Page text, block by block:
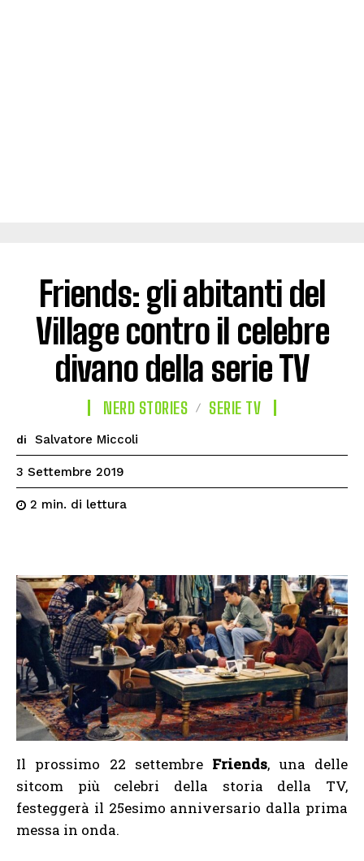
Friends: gli abitanti del
Village contro il celebre
divano della serie TV
NERD STORIES SERIE TV
di Salvatore Miccoli
3 Settembre 2019
2 min. di lettura
Il prossimo 22 settembre Friends, una delle
sitcom più celebri della storia della TV,
festeggerà il 25esimo anniversario dalla prima
messa in onda.